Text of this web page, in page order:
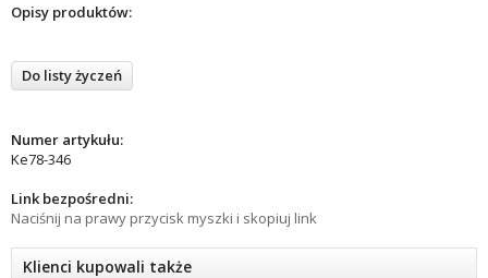
Opisy produktów:
Do listy życzeń
Numer artykułu:
Ke78-346
Link bezpośredni:
Naciśnij na prawy przycisk myszki i skopiuj link
Klienci kupowali także